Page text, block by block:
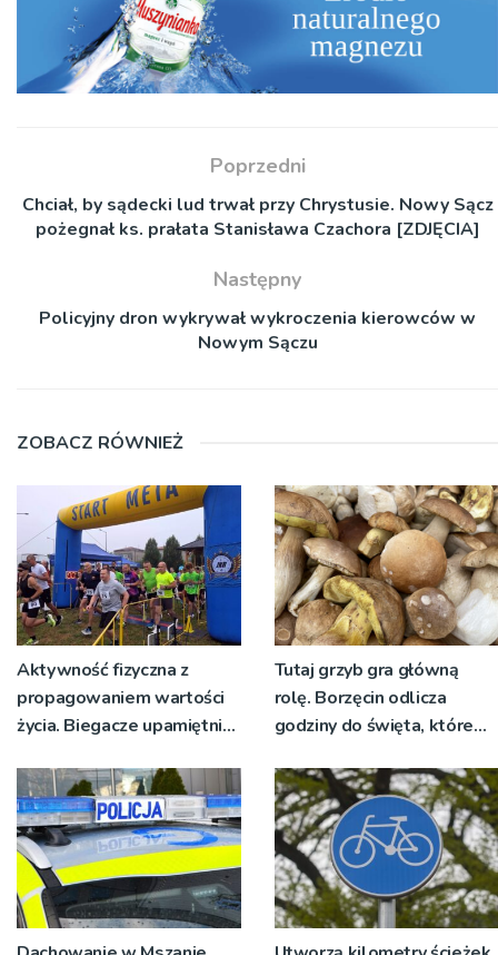
Poprzedni
Chciał, by sądecki lud trwał przy Chrystusie. Nowy Sącz
pożegnał ks. prałata Stanisława Czachora [ZDJĘCIA]
Następny
Policyjny dron wykrywał wykroczenia kierowców w
Nowym Sączu
ZOBACZ RÓWNIEŻ
Aktywność fizyczna z
propagowaniem wartości
życia. Biegacze upamiętnili
Tutaj grzyb gra główną
rolę. Borzęcin odlicza
godziny do święta, które
pokoleń